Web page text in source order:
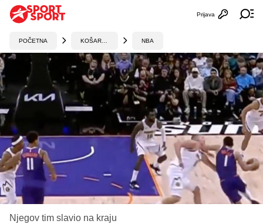
Otvori
Prijava
POČETNA NBA
Njegov tim slavio na kraju